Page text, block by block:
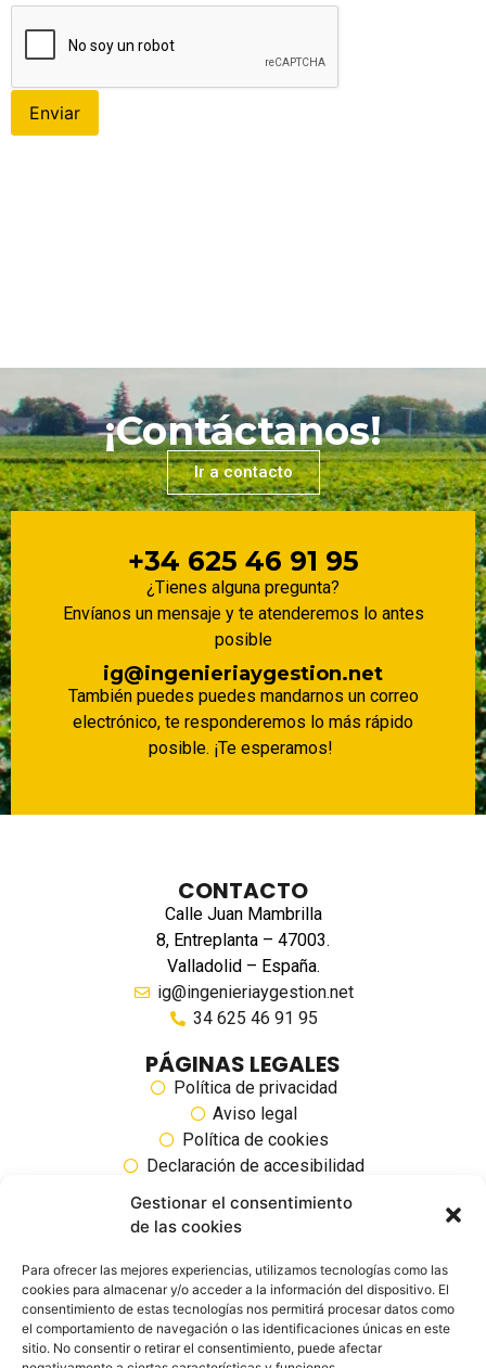
Gestionar el consentimiento
de las cookies
Para ofrecer las mejores experiencias, utilizamos tecnologías como las
cookies para almacenar y/o acceder a la información del dispositivo. El
consentimiento de estas tecnologías nos permitirá procesar datos como
el comportamiento de navegación o las identificaciones únicas en este
sitio. No consentir o retirar el consentimiento, puede afectar
¡Contáctanos!
Ir a contacto
+34 625 46 91 95
¿Tienes alguna pregunta?
Envíanos un mensaje y te atenderemos lo antes
posible
ig@ingenieriaygestion.net
También puedes puedes mandarnos un correo
electrónico, te responderemos lo más rápido
posible. ¡Te esperamos!
CONTACTO
Calle Juan Mambrilla
8, Entreplanta – 47003.
Valladolid – España.
ig@ingenieriaygestion.net
34 625 46 91 95
PÁGINAS LEGALES
Política de privacidad
Aviso legal
Política de cookies
Declaración de accesibilidad
SIGUENOS EN REDES SOCIALES